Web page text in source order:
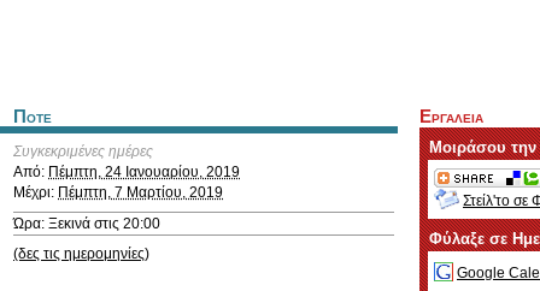
Ποτε
Συγκεκριμένες ημέρες
Από: Πέμπτη, 24 Ιανουαρίου, 2019
Μέχρι: Πέμπτη, 7 Μαρτίου, 2019
Ώρα: Ξεκινά στις 20:00
(δες τις ημερομηνίες)
Εργαλεια
Μοιράσου
Στείλ'το σε
Φύλαξε σε
Google